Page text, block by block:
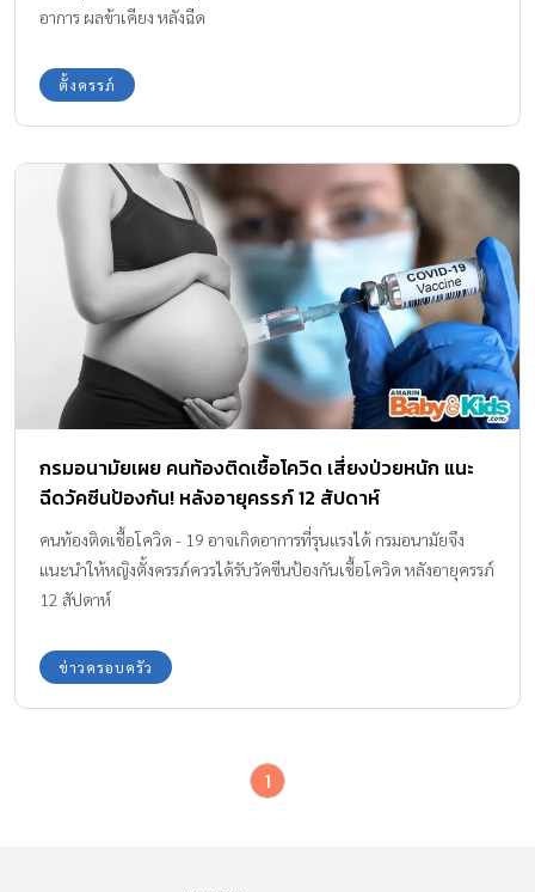
อาการ ผลข้าเคียง หลังฉีด
ตั้งครรภ์
กรมอนามัยเผย คนท้องติดเชื้อโควิด เสี่ยงป่วยหนัก แนะ
ฉีดวัคซีนป้องกัน! หลังอายุครรภ์ 12 สัปดาห์
คนท้องติดเชื้อโควิด - 19 อาจเกิดอาการที่รุนแรงได้ กรมอนามัยจึง
แนะนำให้หญิงตั้งครรภ์ควรได้รับวัคซีนป้องกันเชื้อโควิด หลังอายุครรภ์
12 สัปดาห์
ข่าวครอบครัว
1